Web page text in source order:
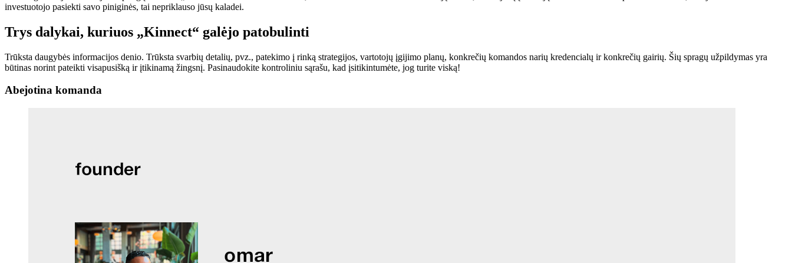
investuotojo pasiekti savo piniginės, tai nepriklauso jūsų kaladei.
Trys dalykai, kuriuos „Kinnect“ galėjo patobulinti
Trūksta daugybės informacijos denio. Trūksta svarbių detalių, pvz., patekimo į rinką strategijos, vartotojų įgijimo planų, konkrečių komandos narių kredencialų ir konkrečių gairių. Šių spragų užpildymas yra
būtinas norint pateikti visapusišką ir įtikinamą žingsnį. Pasinaudokite kontroliniu sąrašu, kad įsitikintumėte, jog turite viską!
Abejotina komanda